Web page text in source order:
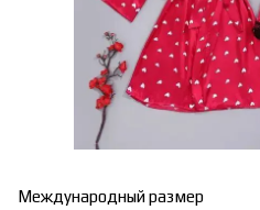
Международный размер